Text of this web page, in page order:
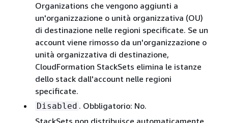
Organizations che vengono aggiunti a
un'organizzazione o unità organizzativa (OU)
di destinazione nelle regioni specificate. Se un
account viene rimosso da un'organizzazione o
unità organizzativa di destinazione,
CloudFormation StackSets elimina le istanze
dello stack dall'account nelle regioni
specificate.
Disabled . Obbligatorio: No.